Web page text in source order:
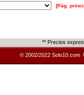
[Pág.
** Precios
© 2002/2022 Solo10.com